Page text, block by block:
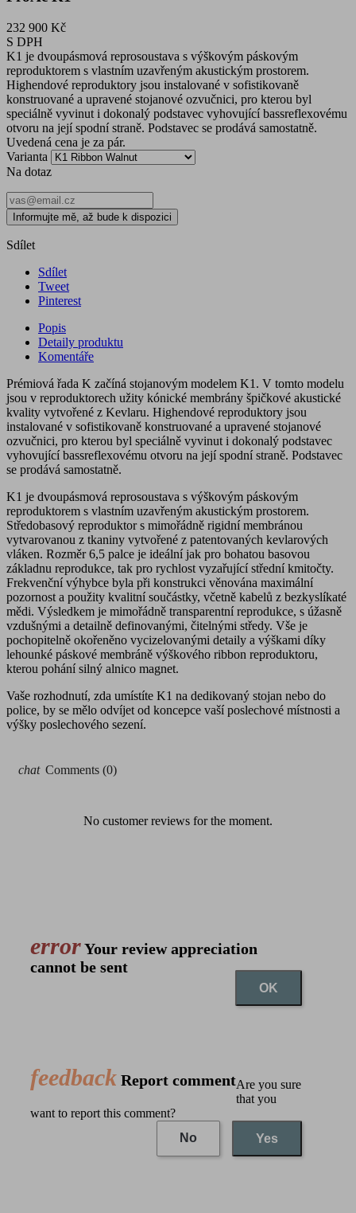
232 900 Kč
S DPH
K1 je dvoupásmová reprosoustava s výškovým páskovým
reproduktorem s vlastním uzavřeným akustickým prostorem.
Highendové reproduktory jsou instalované v sofistikovaně
konstruované a upravené stojanové ozvučnici, pro kterou byl
speciálně vyvinut i dokonalý podstavec vyhovující bassreflexovému
otvoru na její spodní straně. Podstavec se prodává samostatně.
Uvedená cena je za pár.
Varianta
Na dotaz
Informujte mě, až bude k dispozici
Sdílet
Sdílet
Tweet
Pinterest
Popis
Detaily produktu
Komentáře
Prémiová řada K začíná stojanovým modelem K1. V tomto modelu
jsou v reproduktorech užity kónické membrány špičkové akustické
kvality vytvořené z Kevlaru. Highendové reproduktory jsou
instalované v sofistikovaně konstruované a upravené stojanové
ozvučnici, pro kterou byl speciálně vyvinut i dokonalý podstavec
vyhovující bassreflexovému otvoru na její spodní straně. Podstavec
se prodává samostatně.
K1 je dvoupásmová reprosoustava s výškovým páskovým
reproduktorem s vlastním uzavřeným akustickým prostorem.
Středobasový reproduktor s mimořádně rigidní membránou
vytvarovanou z tkaniny vytvořené z patentovaných kevlarových
vláken. Rozměr 6,5 palce je ideální jak pro bohatou basovou
základnu reprodukce, tak pro rychlost vyzařující střední kmitočty.
Frekvenční výhybce byla při konstrukci věnována maximální
pozornost a použity kvalitní součástky, včetně kabelů z bezkyslíkaté
mědi. Výsledkem je mimořádně transparentní reprodukce, s úžasně
vzdušnými a detailně definovanými, čitelnými středy. Vše je
pochopitelně okořeněno vycizelovanými detaily a výškami díky
lehounké páskové membráně výškového ribbon reproduktoru,
kterou pohání silný alnico magnet.
Vaše rozhodnutí, zda umístíte K1 na dedikovaný stojan nebo do
police, by se mělo odvíjet od koncepce vaší poslechové místnosti a
výšky poslechového sezení.
chat Comments (0)
No customer reviews for the moment.
errorYour review appreciation
cannot be sent
OK
feedback Report commentAre you sure
that you
want to report this comment?
No
Yes